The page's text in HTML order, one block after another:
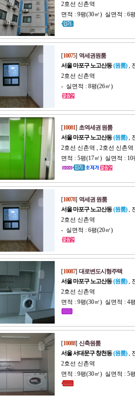
2호선 신촌역
면적 : 9평(30㎡) 실면적 : 6
[10075] 역세권원룸
서울 마포구 노고산동 (원룸),
2호선 신촌역
- 실면적 : 8평(26㎡)
[10081] 초역세권 원룸
서울 마포구 노고산동 (원룸),
2호선 신촌역 , 2호선 신촌역
면적 : 5평(17㎡) 실면적 : 10
[10078] 역세권 원룸
서울 마포구 노고산동 (원룸),
2호선 신촌역
- 실면적 : 6평(20㎡)
[10087] 대로변도시형주택
서울 마포구 노고산동 (원룸),
2호선 신촌역
면적 : 9평(30㎡) 실면적 : 4
[10088] 신축원룸
서울 서대문구 창천동 (원룸),
2호선 신촌역
면적 : 9평(30㎡) 실면적 : 5